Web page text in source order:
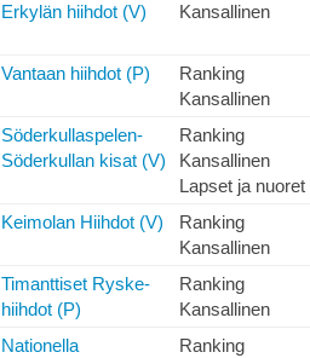
Erkylän hiihdot (V) Kansallinen
Vantaan hiihdot (P)
Ranking
Kansallinen
Söderkullaspelen-
Söderkullan kisat (V)
Ranking
Kansallinen
Lapset ja nuoret
Keimolan Hiihdot (V)
Ranking
Kansallinen
Timanttiset Ryske-
hiihdot (P)
Ranking
Kansallinen
Nationella
Ranking